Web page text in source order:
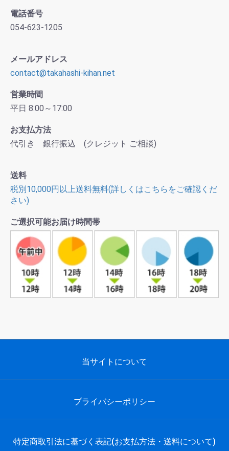
電話番号
054-623-1205
メールアドレス
contact@takahashi-kihan.net
営業時間
平日 8:00～17:00
お支払方法
代引き 銀行振込 (クレジット ご相談)
送料
税別10,000円以上送料無料(詳しくはこちらをご確認くだ
さい)
ご選択可能お届け時間帯
当サイトについて
プライバシーポリシー
特定商取引法に基づく表記(お支払方法・送料について)